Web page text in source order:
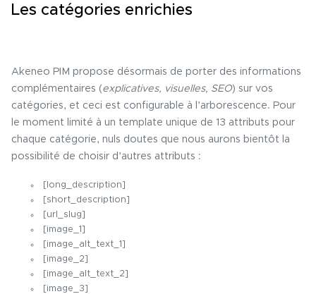
Les catégories enrichies
Akeneo PIM propose désormais de porter des informations
complémentaires (explicatives, visuelles, SEO) sur vos
catégories, et ceci est configurable à l’arborescence. Pour
le moment limité à un template unique de 13 attributs pour
chaque catégorie, nuls doutes que nous aurons bientôt la
possibilité de choisir d’autres attributs :
[long_description]
[short_description]
[url_slug]
[image_1]
[image_alt_text_1]
[image_2]
[image_alt_text_2]
[image_3]